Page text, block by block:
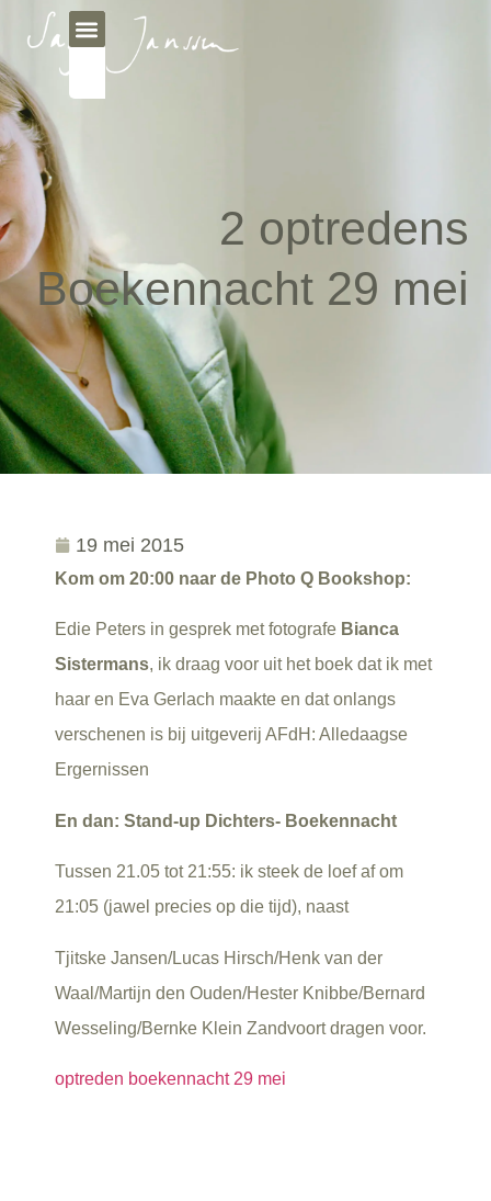
2 optredens
Boekennacht 29 mei
19 mei 2015
Kom om 20:00 naar de Photo Q Bookshop:
Edie Peters in gesprek met fotografe Bianca
Sistermans, ik draag voor uit het boek dat ik met
haar en Eva Gerlach maakte en dat onlangs
verschenen is bij uitgeverij AFdH: Alledaagse
Ergernissen
En dan: Stand-up Dichters- Boekennacht
Tussen 21.05 tot 21:55: ik steek de loef af om
21:05 (jawel precies op die tijd), naast
Tjitske Jansen/Lucas Hirsch/Henk van der
Waal/Martijn den Ouden/Hester Knibbe/Bernard
Wesseling/Bernke Klein Zandvoort dragen voor.
optreden boekennacht 29 mei